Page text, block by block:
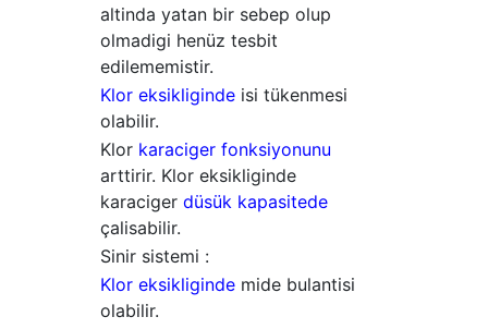
altinda yatan bir sebep olup
olmadigi henüz tesbit
edilememistir.
Klor eksikliginde isi tükenmesi
olabilir.
Klor karaciger fonksiyonunu
arttirir. Klor eksikliginde
karaciger düsük kapasitede
çalisabilir.
Sinir sistemi :
Klor eksikliginde mide bulantisi
olabilir.